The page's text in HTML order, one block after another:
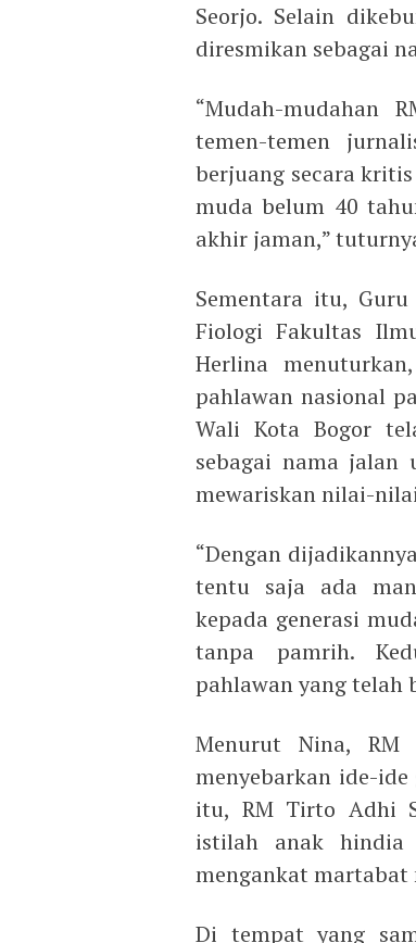
Seorjo. Selain
diresmikan sebagai
“Mudah-mudahan
temen-temen
berjuang secara
muda belum 40
akhir jaman,”
Sementara itu,
Fiologi Fakultas
Herlina
pahlawan nasional
Wali Kota Bogor
sebagai nama
mewariskan nilai-
“Dengan
tentu saja ada
kepada generasi
tanpa pamrih.
pahlawan yang telah
Menurut Nina,
menyebarkan ide-ide
itu, RM Tirto Adhi
istilah anak
mengankat martabat
Di tempat yang